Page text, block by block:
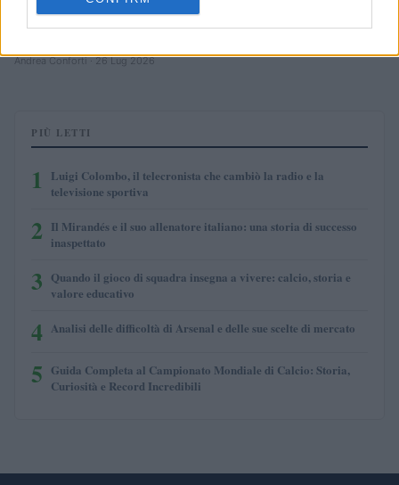
Andrea Conforti · 26 Lug 2026
PIÙ LETTI
1
Luigi Colombo, il telecronista che cambiò la radio e la
televisione sportiva
2 Il Mirandés e il suo allenatore italiano: una storia di successo
inaspettato
3 Quando il gioco di squadra insegna a vivere: calcio, storia e
valore educativo
4 Analisi delle difficoltà di Arsenal e delle sue scelte di mercato
5 Guida Completa al Campionato Mondiale di Calcio: Storia,
Curiosità e Record Incredibili